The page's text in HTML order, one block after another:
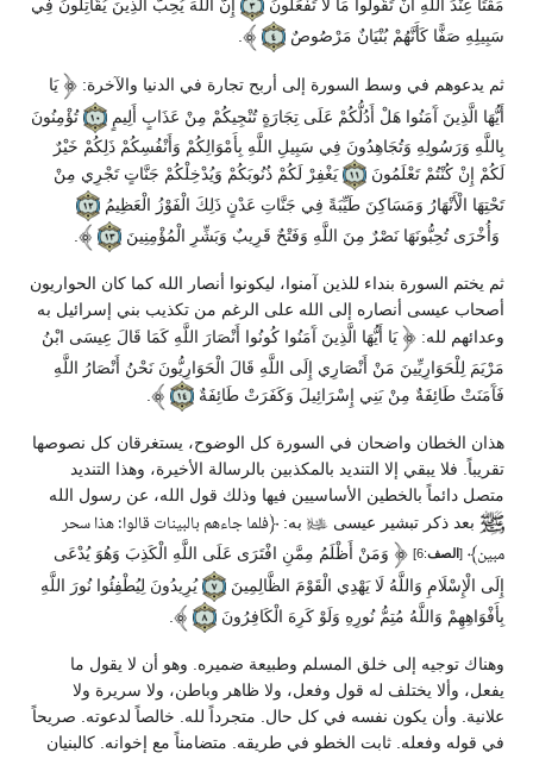
مَقْتًا عِنْدَ اللَّهِ أَنْ تَقُولُوا مَا لَا تَفْعَلُونَ
إِنَّ اللَّهَ يُحِبُّ الَّذِينَ يُقَاتِلُونَ فِي
سَبِيلِهِ صَفًّا كَأَنَّهُمْ بُنْيَانٌ مَرْصُوصٌ
ثم يدعوهم في وسط السورة إلى أربح تجارة في الدنيا والآخرة:
يَا
أَيُّهَا الَّذِينَ آَمَنُوا هَلْ أَدُلُّكُمْ عَلَى تِجَارَةٍ تُنْجِيكُمْ مِنْ عَذَابٍ أَلِيمٍ
تُؤْمِنُونَ
بِاللَّهِ وَرَسُولِهِ وَتُجَاهِدُونَ فِي سَبِيلِ اللَّهِ بِأَمْوَالِكُمْ وَأَنْفُسِكُمْ ذَلِكُمْ خَيْرٌ
لَكُمْ إِنْ كُنْتُمْ تَعْلَمُونَ
يَغْفِرْ لَكُمْ ذُنُوبَكُمْ وَيُدْخِلْكُمْ جَنَّاتٍ تَجْرِي مِنْ
تَحْتِهَا الْأَنْهَارُ وَمَسَاكِنَ طَيِّبَةً فِي جَنَّاتِ عَدْنٍ ذَلِكَ الْفَوْزُ الْعَظِيمُ
وَأُخْرَى تُحِبُّونَهَا نَصْرٌ مِنَ اللَّهِ وَفَتْحٌ قَرِيبٌ وَبَشِّرِ الْمُؤْمِنِينَ
ثم يختم السورة بنداء للذين آمنوا، ليكونوا أنصار الله كما كان الحواريون
أصحاب عيسى أنصاره إلى الله على الرغم من تكذيب بني إسرائيل به
وعدائهم لله:
يَا أَيُّهَا الَّذِينَ آَمَنُوا كُونُوا أَنْصَارَ اللَّهِ كَمَا قَالَ عِيسَى ابْنُ
مَرْيَمَ لِلْحَوَارِيِّينَ مَنْ أَنْصَارِي إِلَى اللَّهِ قَالَ الْحَوَارِيُّونَ نَحْنُ أَنْصَارُ اللَّهِ
فَآَمَنَتْ طَائِفَةٌ مِنْ بَنِي إِسْرَائِيلَ وَكَفَرَتْ طَائِفَةٌ
هذان الخطان واضحان في السورة كل الوضوح، يستغرقان كل نصوصها
تقريباً. فلا يبقي إلا التنديد بالمكذبين بالرسالة الأخيرة، وهذا التنديد
متصل دائماً بالخطين الأساسيين فيها وذلك قول الله، عن رسول الله
بعد ذكر تبشير عيسى
به: ﴿فلما جاءهم بالبينات قالوا: هذا سحر
مبين﴾ [الصف:6]
وَمَنْ أَظْلَمُ مِمَّنِ افْتَرَى عَلَى اللَّهِ الْكَذِبَ وَهُوَ يُدْعَى
إِلَى الْإِسْلَامِ وَاللَّهُ لَا يَهْدِي الْقَوْمَ الظَّالِمِينَ
يُرِيدُونَ لِيُطْفِئُوا نُورَ اللَّهِ
بِأَفْوَاهِهِمْ وَاللَّهُ مُتِمُّ نُورِهِ وَلَوْ كَرِهَ الْكَافِرُونَ
وهناك توجيه إلى خلق المسلم وطبيعة ضميره. وهو أن لا يقول ما
يفعل، وألا يختلف له قول وفعل، ولا ظاهر وباطن، ولا سريرة ولا
علانية. وأن يكون نفسه في كل حال. متجرداً لله. خالصاً لدعوته. صريحاً
في قوله وفعله. ثابت الخطو في طريقه. متضامناً مع إخوانه. كالبنيان